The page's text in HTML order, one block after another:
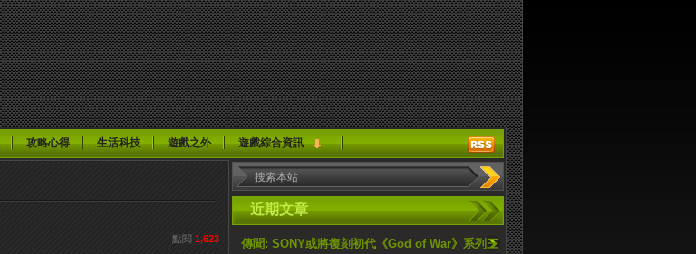
攻略心得 生活科技 遊戲之外 遊戲綜合資訊
近期文章
傳聞: SONY或將復刻初代《God of War》系列三
點閱 1,623